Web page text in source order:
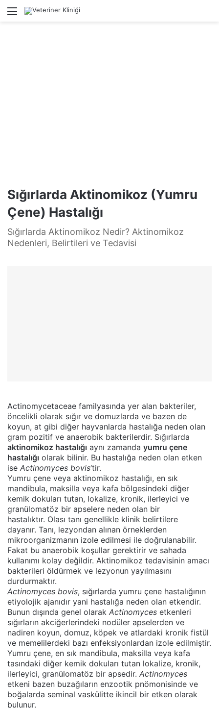
Menü
Sığırlarda Aktinomikoz (Yumru
Çene) Hastalığı
Sığırlarda Aktinomikoz Nedir? Aktinomikoz
Nedenleri, Belirtileri ve Tedavisi
Actinomycetaceae familyasında yer alan bakteriler,
öncelikli olarak sığır ve domuzlarda ve bazen de
koyun, at gibi diğer hayvanlarda hastalığa neden olan
gram pozitif ve anaerobik bakterilerdir. Sığırlarda
aktinomikoz hastalığı aynı zamanda yumru çene
hastalığı olarak bilinir. Bu hastalığa neden olan etken
ise Actinomyces bovis‘tir.
Yumru çene veya aktinomikoz hastalığı, en sık
mandibula, maksilla veya kafa bölgesindeki diğer
kemik dokuları tutan, lokalize, kronik, ilerleyici ve
granülomatöz bir apselere neden olan bir
hastalıktır. Olası tanı genellikle klinik belirtilere
dayanır. Tanı, lezyondan alınan örneklerden
mikroorganizmanın izole edilmesi ile doğrulanabilir.
Fakat bu anaerobik koşullar gerektirir ve sahada
kullanımı kolay değildir. Aktinomikoz tedavisinin amacı
bakterileri öldürmek ve lezyonun yayılmasını
durdurmaktır.
Actinomyces bovis, sığırlarda yumru çene hastalığının
etiyolojik ajanıdır yani hastalığa neden olan etkendir.
Bunun dışında genel olarak Actinomyces etkenleri
sığırların akciğerlerindeki nodüler apselerden ve
nadiren koyun, domuz, köpek ve atlardaki kronik fistül
ve memelilerdeki bazı enfeksiyonlardan izole edilmiştir.
Yumru çene, en sık mandibula, maksilla veya kafa
tasındaki diğer kemik dokuları tutan lokalize, kronik,
ilerleyici, granülomatöz bir apsedir. Actinomyces
etkeni bazen buzağıların enzootik pnömonisinde ve
boğalarda seminal vaskülitte ikincil bir etken olarak
bulunur.